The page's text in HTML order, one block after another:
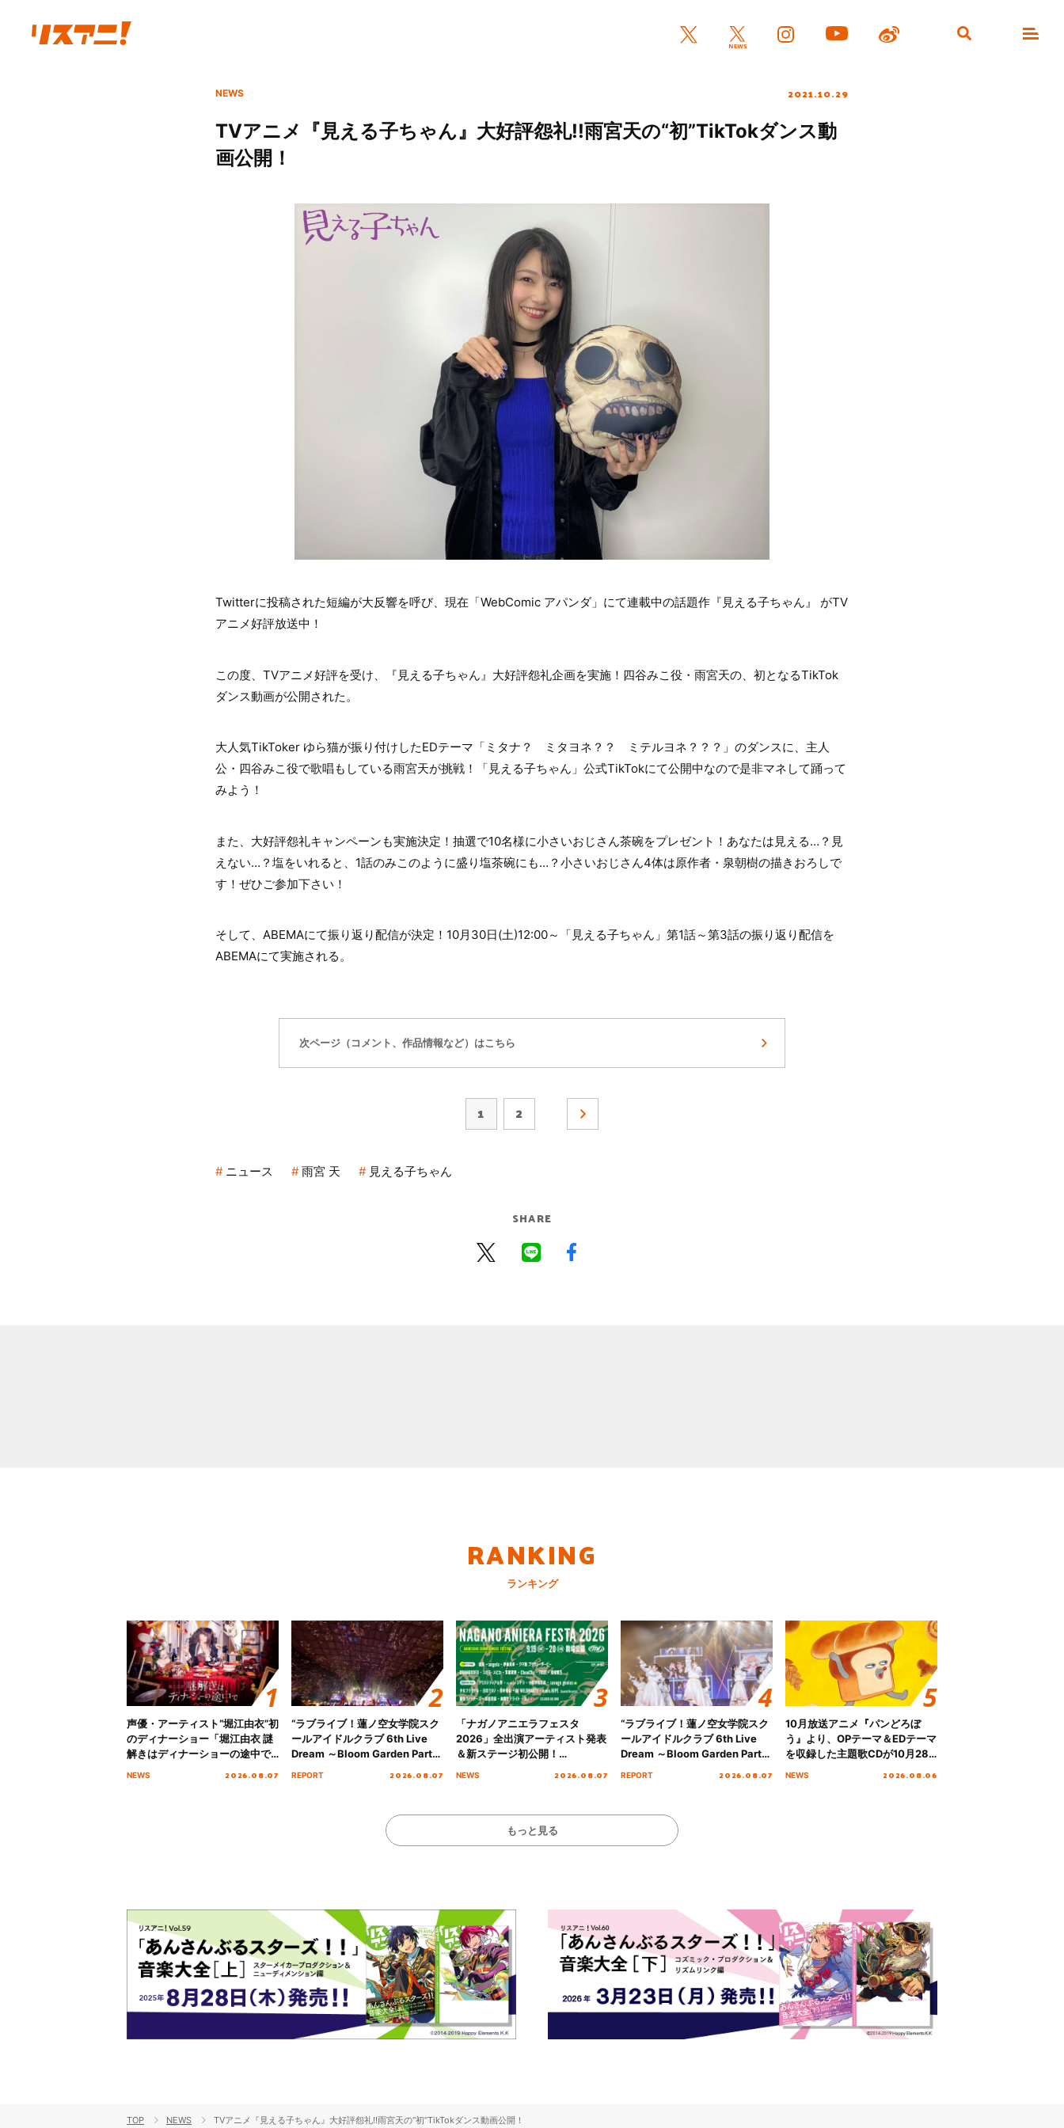
NEWS 2021.10.29
TVアニメ『見える子ちゃん』大好評怨礼!!雨宮天の“初”TikTokダンス動
画公開！
Twitterに投稿された短編が大反響を呼び、現在「WebComic アパンダ」にて連載中の話題作『見える子ちゃん』 がTV
アニメ好評放送中！
この度、TVアニメ好評を受け、『見える子ちゃん』大好評怨礼企画を実施！四谷みこ役・雨宮天の、初となるTikTok
ダンス動画が公開された。
大人気TikToker ゆら猫が振り付けしたEDテーマ「ミタナ？ ミタヨネ？？ ミテルヨネ？？？」のダンスに、主人
公・四谷みこ役で歌唱もしている雨宮天が挑戦！「見える子ちゃん」公式TikTokにて公開中なので是非マネして踊って
みよう！
また、大好評怨礼キャンペーンも実施決定！抽選で10名様に小さいおじさん茶碗をプレゼント！あなたは見える…？見
えない…？塩をいれると、1話のみこのように盛り塩茶碗にも…？小さいおじさん4体は原作者・泉朝樹の描きおろしで
す！ぜひご参加下さい！
そして、ABEMAにて振り返り配信が決定！10月30日(土)12:00～「見える子ちゃん」第1話～第3話の振り返り配信を
ABEMAにて実施される。
次ページ（コメント、作品情報など）はこちら
1 2
ニュース 雨宮 天 見える子ちゃん
SHARE
RANKING
ランキング
声優・アーティスト“堀江由衣”初
のディナーショー「堀江由衣 謎
解きはディナーショーの途中で
NEWS 2026.08.07
“ラブライブ！蓮ノ空女学院スク
ールアイドルクラブ 6th Live
Dream ～Bloom Garden Party
REPORT 2026.08.07
「ナガノアニエラフェスタ
2026」全出演アーティスト発表
＆新ステージ初公開！
NEWS 2026.08.07
“ラブライブ！蓮ノ空女学院スク
ールアイドルクラブ 6th Live
Dream ～Bloom Garden Party
REPORT 2026.08.07
10月放送アニメ『パンどろぼ
う』より、OPテーマ＆EDテーマ
を収録した主題歌CDが10月28
NEWS 2026.08.06
もっと見る
TOP NEWS TVアニメ『見える子ちゃん』大好評怨礼!!雨宮天の“初”TikTokダンス動画公開！